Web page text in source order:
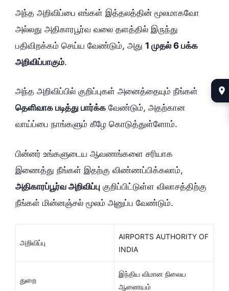
அந்த அறிவிப்பை எங்கள் இத்தலத்தின் மூலமாகவோ
அல்லது அதிகாரபூர்வ வலை தளத்தில் இருந்து
பதிவிறக்கம் செய்ய வேண்டும், அது 1 முதல் 6 பக்க
அறிவிப்பாகும்.
அந்த அறிவிப்பில் குறிப்புகள் அனைத்தையும் நீங்கள்
தெளிவாக படித்து பார்க்க வேண்டும், அதற்கான
வாய்ப்பை நாங்களும் கீழே கொடுத்துள்ளோம்.
பின்னர் உங்களுடைய ஆவணங்களை சரியாக
இணைத்து நீங்கள் இதற்கு விண்ணப்பிக்கலாம்,
அதிகாரப்பூர்வ அறிவிப்பு குறிப்பிட்டுள்ள விலாசத்திற்கு
நீங்கள் மின்னஞ்சல் மூலம் அனுப்ப வேண்டும்.
அறிவிப்பு
AIRPORTS AUTHORITY OF
INDIA
துறை
இந்திய விமான நிலைய
ஆணையம்